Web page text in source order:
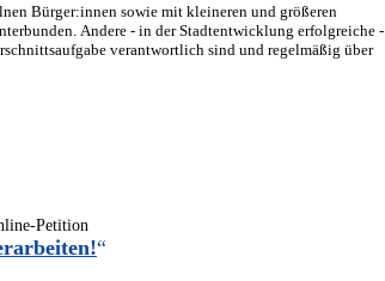
Bürger:innen sowie mit kleineren und größeren
Andere - in der Stadtentwicklung erfolgreiche -
verantwortlich sind und regelmäßig über
Petition
“